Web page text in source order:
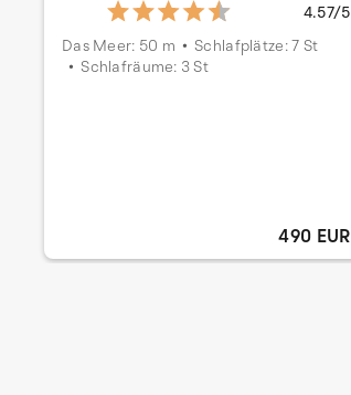
4.57/5
Das Meer: 50 m
Schlafplätze: 7 St
Schlafräume: 3 St
490 EUR